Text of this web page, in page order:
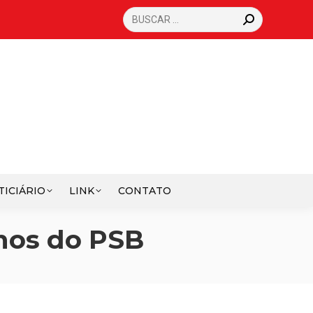
SEARCH:
LINK CONTATO
do PSB